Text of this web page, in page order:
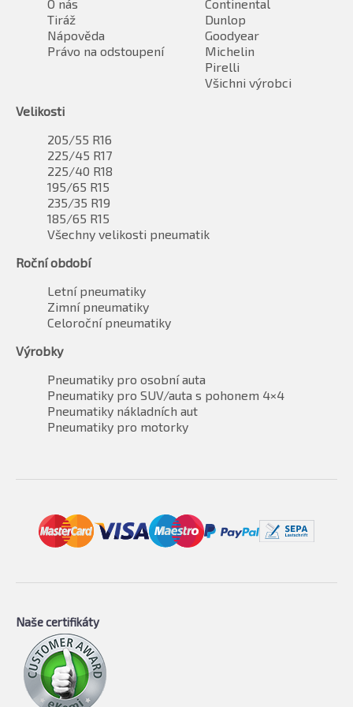
O nás
Tiráž
Nápověda
Právo na odstoupení
Continental
Dunlop
Goodyear
Michelin
Pirelli
Všichni výrobci
Velikosti
205/55 R16
225/45 R17
225/40 R18
195/65 R15
235/35 R19
185/65 R15
Všechny velikosti pneumatik
Roční období
Letní pneumatiky
Zimní pneumatiky
Celoroční pneumatiky
Výrobky
Pneumatiky pro osobní auta
Pneumatiky pro SUV/auta s pohonem 4×4
Pneumatiky nákladních aut
Pneumatiky pro motorky
Naše certifikáty